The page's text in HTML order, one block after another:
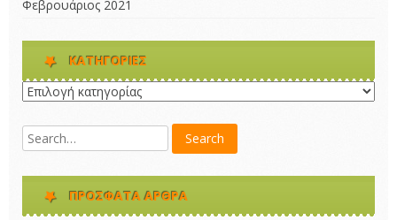
Φεβρουάριος 2021
KΑΤΗΓΟΡΊΕΣ
Kατηγορίες
ΠΡΌΣΦΑΤΑ ΆΡΘΡΑ